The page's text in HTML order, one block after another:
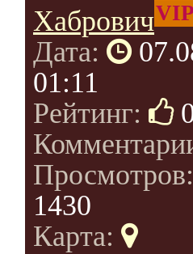
Хабрович
Дата:
01:11
Рейтинг:
1430
Карта: